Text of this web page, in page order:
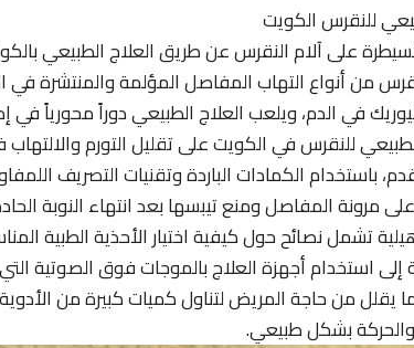
للنقرس الكويت
على آلام النقرس عن طريق العلاج الطبيعي
من أنواع التهاب المفاصل المؤلمة والمنتشرة في
في الدم، ويلعب العلاج الطبيعي دوراً محورياً في
للنقرس في الكويت على تقليل التورم
باستخدام الكمادات الباردة وتقنيات التصريف
مرونة المفاصل ومنع تيبسها بعد انتهاء النوبة
تشمل نصائح حول كيفية اختيار الأحذية الطبية
إلى استخدام أجهزة العلاج بالموجات فوق الصوتية
يقلل من حاجة المريض لتناول كميات كبيرة من
بشكل طبيعي.